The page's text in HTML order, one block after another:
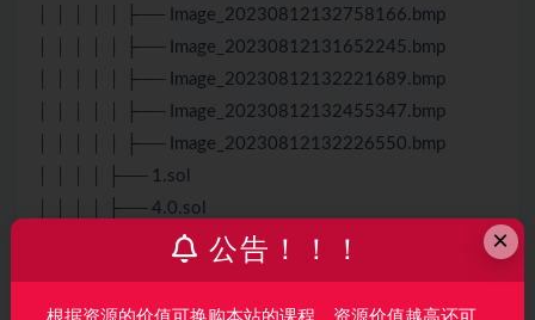
│ │ │ │ │ ├── Image_20230812132758166.bmp
│ │ │ │ │ ├── Image_20230812131652245.bmp
│ │ │ │ │ ├── Image_20230812132221689.bmp
│ │ │ │ │ ├── Image_20230812132455347.bmp
│ │ │ │ │ ├── Image_20230812132226550.bmp
│ │ │ │ ├── 1.sol
│ │ │ │ ├── 4.0.sol
│ │ │ ├── 分类（大球刀、伞针、小球刀、针头刀）
│ │ │ │ ├── Image_20231008134315832.bmp
×
公告！！！